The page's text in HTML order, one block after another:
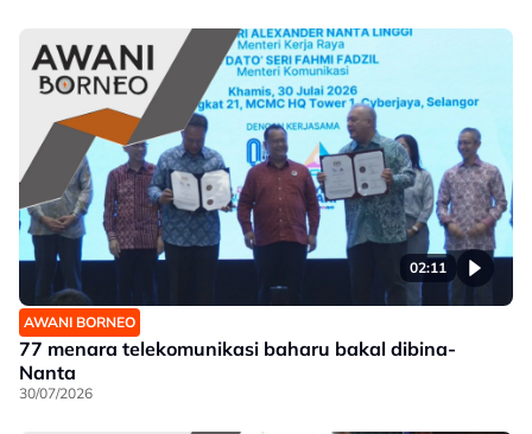
02:11
AWANI BORNEO
77 menara telekomunikasi baharu bakal dibina-
Nanta
30/07/2026